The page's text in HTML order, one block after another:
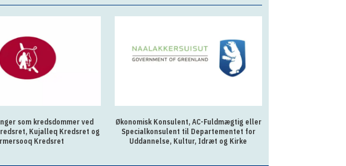
som kredsdommer ved
Kujalleq Kredsret og
Kredsret
Økonomisk Konsulent, AC-Fuldmægtig eller
Specialkonsulent til Departementet for
Uddannelse, Kultur, Idræt og Kirke